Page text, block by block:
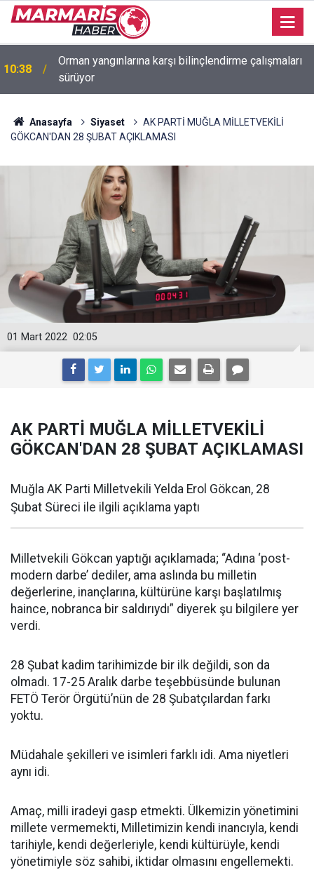
Orman yangınlarına karşı bilinçlendirme çalışmaları
sürüyor
16:20 Marmaris’te ters yön tehlikesi kask kamerasında
Anasayfa Siyaset
AK PARTİ MUĞLA MİLLETVEKİLİ
GÖKCAN'DAN 28 ŞUBAT AÇIKLAMASI
02:05
01 Mart 2022
AK PARTİ MUĞLA MİLLETVEKİLİ
GÖKCAN'DAN 28 ŞUBAT AÇIKLAMASI
Muğla AK Parti Milletvekili Yelda Erol Gökcan, 28
Şubat Süreci ile ilgili açıklama yaptı
Milletvekili Gökcan yaptığı açıklamada; “Adına ‘post-
modern darbe’ dediler, ama aslında bu milletin
değerlerine, inançlarına, kültürüne karşı başlatılmış
haince, nobranca bir saldırıydı” diyerek şu bilgilere yer
verdi.
28 Şubat kadim tarihimizde bir ilk değildi, son da
olmadı. 17-25 Aralık darbe teşebbüsünde bulunan
FETÖ Terör Örgütü’nün de 28 Şubatçılardan farkı
yoktu.
Müdahale şekilleri ve isimleri farklı idi. Ama niyetleri
aynı idi.
Amaç, milli iradeyi gasp etmekti. Ülkemizin yönetimini
millete vermemekti, Milletimizin kendi inancıyla, kendi
tarihiyle, kendi değerleriyle, kendi kültürüyle, kendi
yönetimiyle söz sahibi, iktidar olmasını engellemekti.